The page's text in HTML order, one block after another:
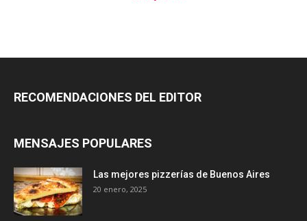
RECOMENDACIONES DEL EDITOR
MENSAJES POPULARES
Las mejores pizzerías de Buenos Aires
20 enero, 2025